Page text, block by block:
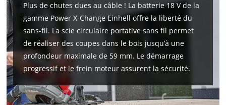
Plus de chutes dues au câble ! La batterie 18 V de la
gamme Power X-Change Einhell offre la liberté du
sans-fil. La scie circulaire portative sans fil permet
de réaliser des coupes dans le bois jusqu’à une
profondeur maximale de 59 mm. Le démarrage
progressif et le frein moteur assurent la sécurité.